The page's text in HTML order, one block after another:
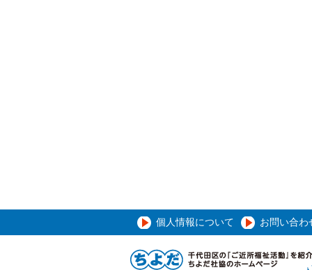
個人情報について お問い合わ